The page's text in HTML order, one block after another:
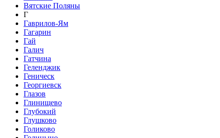
Вятские Поляны
Г
Гаврилов-Ям
Гагарин
Гай
Галич
Гатчина
Геленджик
Геническ
Георгиевск
Глазов
Глинищево
Глубокий
Глушково
Голиково